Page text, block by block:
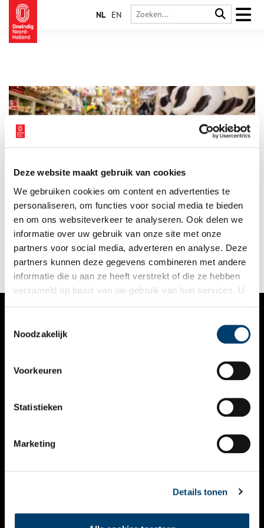
Deze website maakt gebruik van cookies
We gebruiken cookies om content en advertenties te
personaliseren, om functies voor social media te bieden
en om ons websiteverkeer te analyseren. Ook delen we
informatie over uw gebruik van onze site met onze
partners voor social media, adverteren en analyse. Deze
partners kunnen deze gegevens combineren met andere
informatie die u aan ze heeft verstrekt of die ze hebben
verzameld op basis van uw gebruik van hun services. U
Noodzakelijk
Voorkeuren
Statistieken
Marketing
Details tonen
NL EN
Op nog geen vijf minuten lopen van de Alkmaarse kaasmarkt
ligt een bijzondere winkel, waar al generaties lang borstels en
klompen verkocht worden. Het pand met karakteristieke
houten winkelpui is een monument. Hierdoor zijn veel
authentieke details nog hetzelfde als vroeger.
VERHALEN
KALENDER
THEMA’S
VIDEO’S
CONTACT